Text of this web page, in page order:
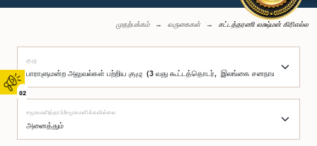
02
முதற்பக்கம் வருகைகள் சட்டத்தரணி லக்ஷ்மன் கிரிஎல்ல
குழு
சமூகமளித்தார்/சமூகமளிக்கவில்லை